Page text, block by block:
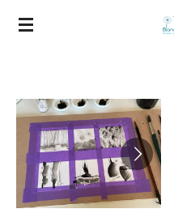
Ga
hoofdinhoud